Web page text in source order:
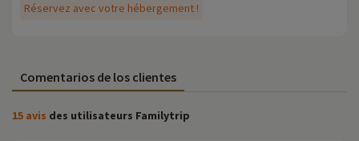
Réservez avec votre hébergement !
Comentarios de los clientes
15 avis des utilisateurs Familytrip